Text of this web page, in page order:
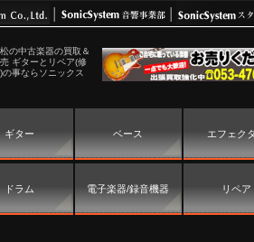
の中古楽器の買取＆
ギターとリペア(修
の事ならソニックス
ギター ベース エフェク
ドラム 電子楽器/録音機器 リペア